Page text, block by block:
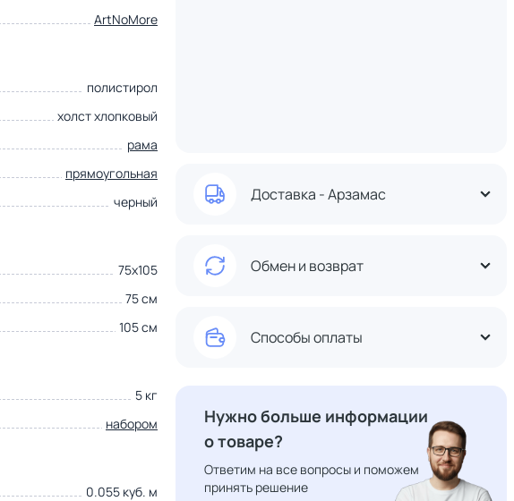
ArtNoMore
полистирол
холст хлопковый
рама
прямоугольная
черный
75х105
75 см
105 см
5 кг
набором
0.055 куб. м
Доставка - Арзамас
Обмен и возврат
Способы оплаты
Нужно больше информации
о товаре?
Ответим на все вопросы и поможем
принять решение